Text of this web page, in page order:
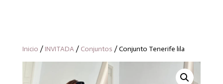
Inicio / INVITADA / Conjuntos / Conjunto Tenerife lila